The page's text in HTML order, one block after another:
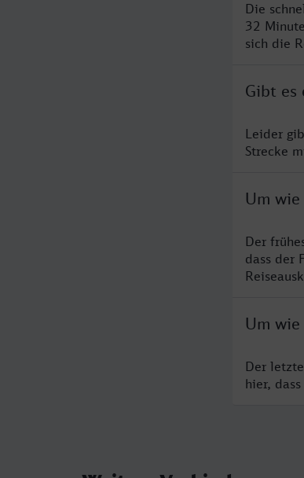
Die
32
sich die
Gibt es
Leider
Strecke
Um
Der
dass der
Um
Der
hier,